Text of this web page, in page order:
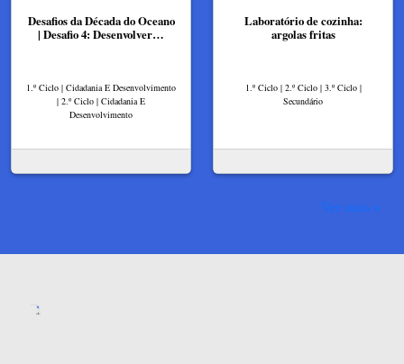
Desafios da Década do Oceano
| Desafio 4: Desenvolver…
1.º Ciclo | Cidadania E Desenvolvimento
| 2.º Ciclo | Cidadania E
Desenvolvimento
Laboratório de cozinha:
argolas fritas
1.º Ciclo | 2.º Ciclo | 3.º Ciclo |
Secundário
Ver mais